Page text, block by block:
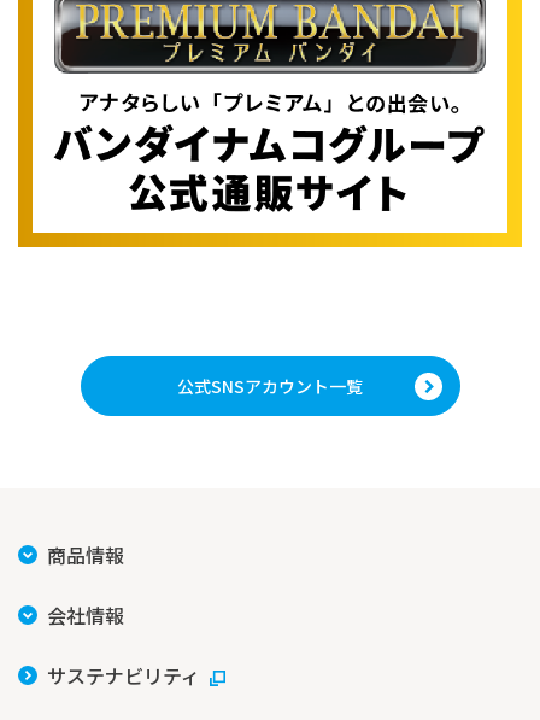
公式SNSアカウント一覧
商品情報
会社情報
サステナビリティ